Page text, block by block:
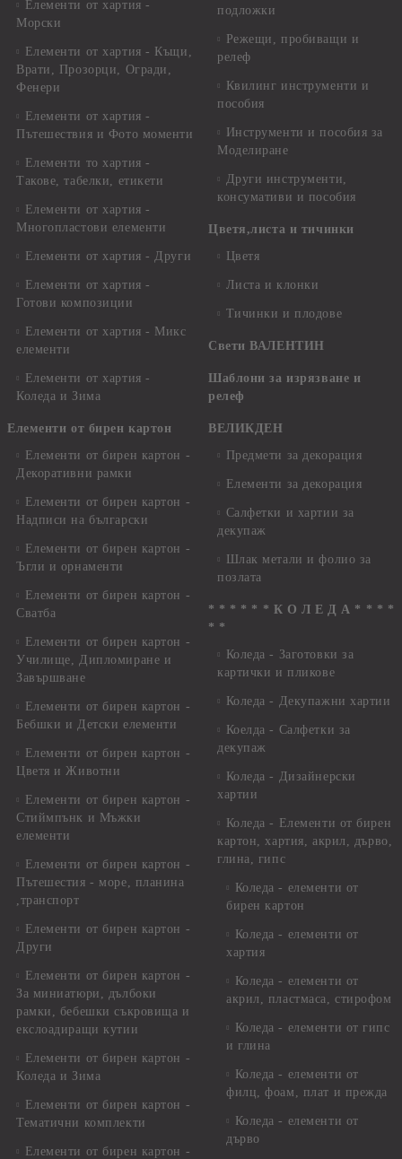
Елементи от хартия -
Морски
Елементи от хартия - Къщи,
Врати, Прозорци, Огради,
Фенери
Елементи от хартия -
Пътешествия и Фото моменти
Елементи то хартия -
Такове, табелки, етикети
Елементи от хартия -
Многопластови елементи
Елементи от хартия - Други
Елементи от хартия -
Готови композиции
Елементи от хартия - Микс
елементи
Елементи от хартия -
Коледа и Зима
Елементи от бирен картон
Елементи от бирен картон -
Декоративни рамки
Елементи от бирен картон -
Надписи на български
Елементи от бирен картон -
Ъгли и орнаменти
Елементи от бирен картон -
Сватба
Елементи от бирен картон -
Училище, Дипломиране и
Завършване
Елементи от бирен картон -
Бебшки и Детски елементи
Елементи от бирен картон -
Цветя и Животни
Елементи от бирен картон -
Стиймпънк и Мъжки
елементи
Елементи от бирен картон -
Пътешестия - море, планина
,транспорт
Елементи от бирен картон -
Други
Елементи от бирен картон -
За миниатюри, дълбоки
рамки, бебешки съкровища и
екслоадиращи кутии
Елементи от бирен картон -
Коледа и Зима
Елементи от бирен картон -
Тематични комплекти
Елементи от бирен картон -
подложки
Режещи, пробиващи и
релеф
Квилинг инструменти и
пособия
Инструменти и пособия за
Моделиране
Други инструменти,
консумативи и пособия
Цветя,листа и тичинки
Цветя
Листа и клонки
Тичинки и плодове
Свети ВАЛЕНТИН
Шаблони за изрязване и
релеф
ВЕЛИКДЕН
Предмети за декорация
Елементи за декорация
Салфетки и хартии за
декупаж
Шлак метали и фолио за
позлата
* * * * * * К О Л Е Д А * * * *
* *
Коледа - Заготовки за
картички и пликове
Коледа - Декупажни хартии
Коелда - Салфетки за
декупаж
Коледа - Дизайнерски
хартии
Коледа - Eлементи от бирен
картон, хартия, акрил, дърво,
глина, гипс
Коледа - елементи от
бирен картон
Коледа - елементи от
хартия
Коледа - елементи от
акрил, пластмаса, стирофом
Коледа - елементи от гипс
и глина
Коледа - елементи от
филц, фоам, плат и прежда
Коледа - елементи от
дърво